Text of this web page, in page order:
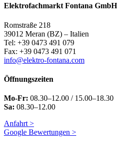
Elektrofachmarkt Fontana GmbH
Romstraße 218
39012 Meran (BZ) – Italien
Tel: +39 0473 491 079
Fax: +39 0473 491 071
info@elektro-fontana.com
Öffnungszeiten
Mo-Fr: 08.30–12.00 / 15.00–18.30
Sa: 08.30–12.00
Anfahrt >
Google Bewertungen >